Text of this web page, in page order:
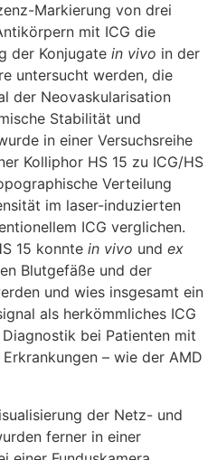
Markierung von drei
mit ICG die
der Konjugate in vivo in der
untersucht werden, die
der Neovaskularisation
Stabilität und
in einer Versuchsreihe
Kolliphor HS 15 zu ICG/HS
Verteilung
im laser-induzierten
ICG verglichen.
15 konnte in vivo und ex
Blutgefäße und der
und wies insgesamt ein
als herkömmliches ICG
bei Patienten mit
– wie der AMD
der Netz- und
ferner in einer